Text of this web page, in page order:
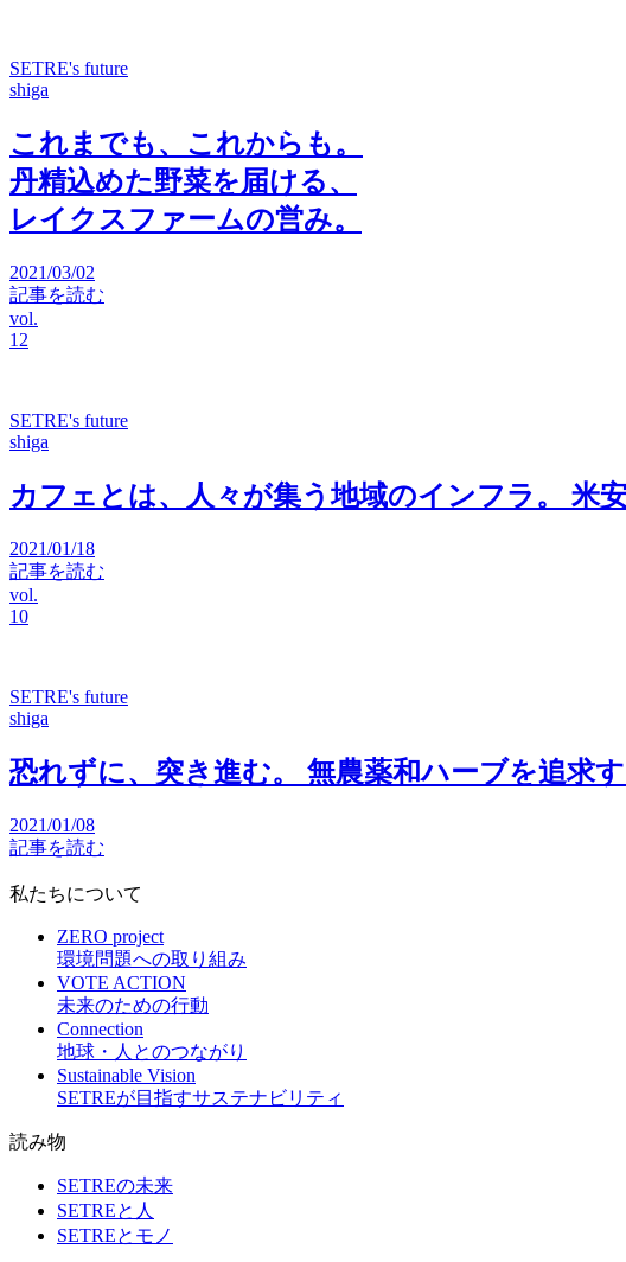
SETRE's future
shiga
これまでも、これからも。
丹精込めた野菜を届ける、
レイクスファームの営み。
2021/03/02
記事を読む
vol.
12
SETRE's future
shiga
カフェとは、人々が集う地域のインフラ。 米
2021/01/18
記事を読む
vol.
10
SETRE's future
shiga
恐れずに、突き進む。 無農薬和ハーブを追求
2021/01/08
記事を読む
私たちについて
ZERO project
環境問題への取り組み
VOTE ACTION
未来のための行動
Connection
地球・人とのつながり
Sustainable Vision
SETREが目指すサステナビリティ
読み物
SETREの未来
SETREと人
SETREとモノ